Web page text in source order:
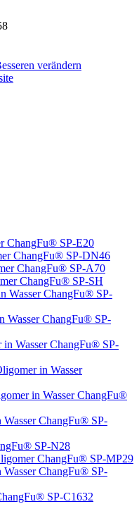
verändern
ChangFu® SP-E20
ChangFu® SP-DN46
ChangFu® SP-A70
ChangFu® SP-SH
Wasser ChangFu® SP-
Wasser ChangFu® SP-
Wasser ChangFu® SP-
in Wasser
in Wasser ChangFu®
ChangFu® SP-
SP-N28
ChangFu® SP-MP29
ChangFu® SP-
SP-C1632